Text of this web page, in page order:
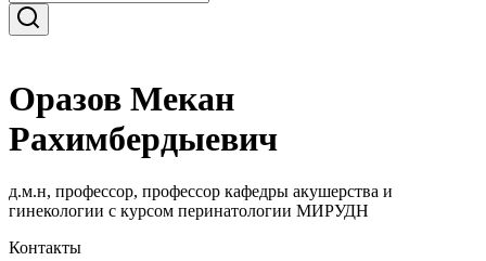
Оразов Мекан
Рахимбердыевич
д.м.н, профессор, профессор кафедры акушерства и
гинекологии с курсом перинатологии МИРУДН
Контакты